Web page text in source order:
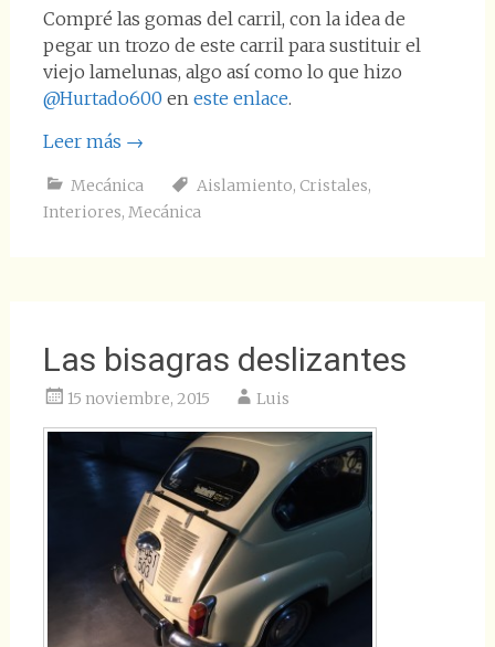
Compré las gomas del carril, con la idea de
pegar un trozo de este carril para sustituir el
viejo lamelunas, algo así como lo que hizo
@Hurtado600 en este enlace.
Leer más →
Mecánica Aislamiento, Cristales,
Interiores, Mecánica
Las bisagras deslizantes
15 noviembre, 2015 Luis